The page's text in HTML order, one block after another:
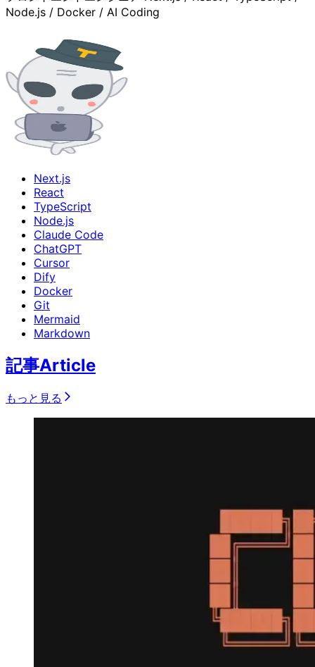
Node.js / Docker / AI Coding
Next.js
React
TypeScript
Node.js
Claude Code
ChatGPT
Cursor
Dify
Docker
Git
Mermaid
Markdown
記事Article
もっと見る